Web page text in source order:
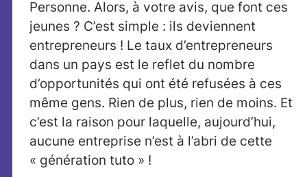
Personne. Alors, à votre avis, que font ces
jeunes ? C’est simple : ils deviennent
entrepreneurs ! Le taux d’entrepreneurs
dans un pays est le reflet du nombre
d’opportunités qui ont été refusées à ces
même gens. Rien de plus, rien de moins. Et
c’est la raison pour laquelle, aujourd’hui,
aucune entreprise n’est à l’abri de cette
« génération tuto » !